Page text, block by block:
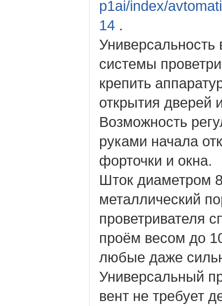
p1ai/index/
14 .
системы
крепить
открытия дверей
Возможность
руками начала
форточки и окна.
Шток диаметром
металлический
проветривателя
проём весом до
любые даже
Универсальный
вент не требует